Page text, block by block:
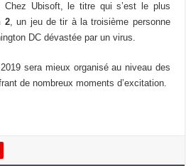
Chez Ubisoft, le titre qui s’est le plus
2, un jeu de tir à la troisième personne
DC dévastée par un virus.
sera mieux organisé au niveau des
de nombreux moments d’excitation.